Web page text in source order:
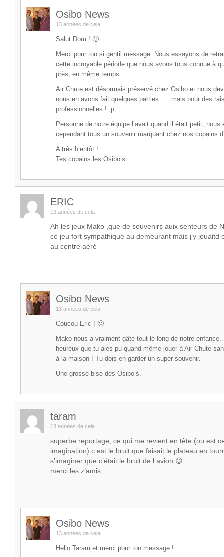
Osibo News
13 années de cela
Salut Dom ! 🙂
Merci pour ton si gentil message. Nous essayons de
cette incroyable période que nous avons tous connue à
près, en même temps.
Air Chute est désormais préservé chez Osibo et nous
nous en avons fait quelques parties….. mais pour des
professionnelles ! ;p
Personne de notre équipe l’avait quand il était petit, nous
cependant tous un souvenir marquant chez nos copains
A très bientôt !
Tes copains les Osibo’s.
ERIC
13 années de cela
Ah les jeux Mako ,que de souvenirs auix senteurs de
ce jeu fort sympathique au demeurant mais j’y jouaitd
au centre aéré
Osibo News
13 années de cela
Coucou Eric ! 🙂
Mako nous a vraiment gâté tout le long de notre
heureux que tu aies pu quand même jouer à Air Chute
à la maison ! Tu dois en garder un super souvenir.
Une grosse bise des Osibo’s.
taram
13 années de cela
superbe reportage, ce qui me revient en tête (ou est
imagination) c est le bruit que faisait le plateau en
s’imaginer que c’était le bruit de l avion 😉
merci les z’amis
Osibo News
13 années de cela
Hello Taram et merci pour ton message !